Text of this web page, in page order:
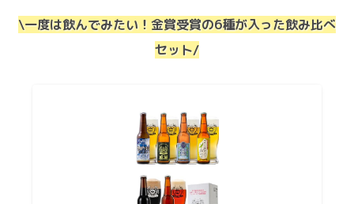
\一度は飲んでみたい！金賞受賞の6種が入った飲み比べ
セット/